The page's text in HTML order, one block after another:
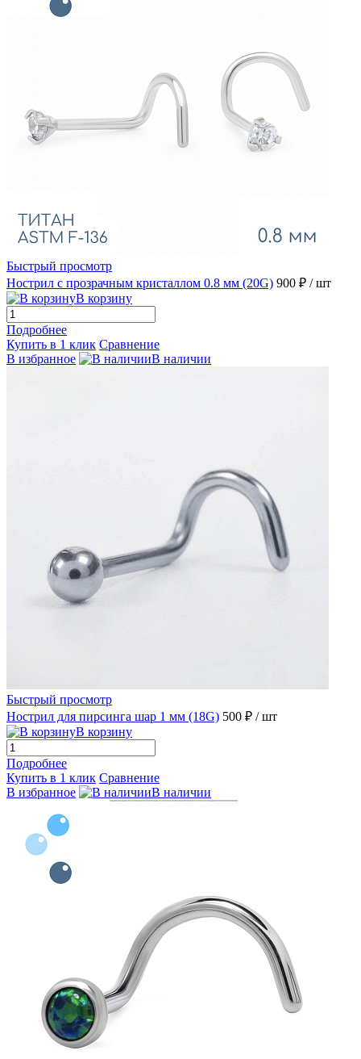
Быстрый просмотр
Нострил с прозрачным кристаллом 0.8 мм (20G) 900 ₽ / шт
В корзину
Подробнее
Купить в 1 клик Сравнение
В избранное
В наличии
Быстрый просмотр
Нострил для пирсинга шар 1 мм (18G) 500 ₽ / шт
В корзину
Подробнее
Купить в 1 клик Сравнение
В избранное
В наличии